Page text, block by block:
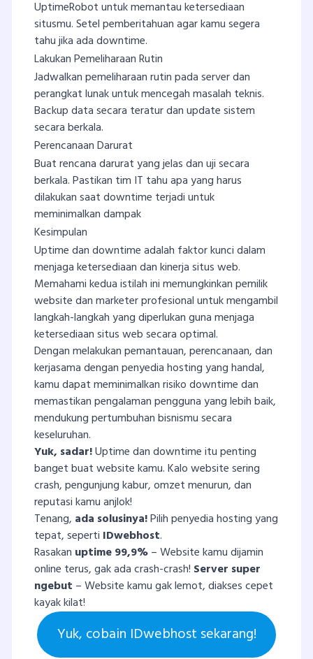
UptimeRobot untuk memantau ketersediaan
situsmu. Setel pemberitahuan agar kamu segera
tahu jika ada downtime.
Lakukan Pemeliharaan Rutin
Jadwalkan pemeliharaan rutin pada server dan
perangkat lunak untuk mencegah masalah teknis.
Backup data secara teratur dan update sistem
secara berkala.
Perencanaan Darurat
Buat rencana darurat yang jelas dan uji secara
berkala. Pastikan tim IT tahu apa yang harus
dilakukan saat downtime terjadi untuk
meminimalkan dampak
Kesimpulan
Uptime dan downtime adalah faktor kunci dalam
menjaga ketersediaan dan kinerja situs web.
Memahami kedua istilah ini memungkinkan pemilik
website dan marketer profesional untuk mengambil
langkah-langkah yang diperlukan guna menjaga
ketersediaan situs web secara optimal.
Dengan melakukan pemantauan, perencanaan, dan
kerjasama dengan penyedia hosting yang handal,
kamu dapat meminimalkan risiko downtime dan
memastikan pengalaman pengguna yang lebih baik,
mendukung pertumbuhan bisnismu secara
keseluruhan.
Yuk, sadar!Uptime dan downtime itu penting
banget buat website kamu. Kalo website sering
crash, pengunjung kabur, omzet menurun, dan
reputasi kamu anjlok!
Tenang, ada solusinya!Pilih penyedia hosting yang
tepat, seperti IDwebhost.
Rasakan uptime 99,9%– Website kamu dijamin
online terus, gak ada crash-crash! Server super
ngebut – Website kamu gak lemot, diakses cepet
kayak kilat!
Yuk, cobain IDwebhost sekarang!